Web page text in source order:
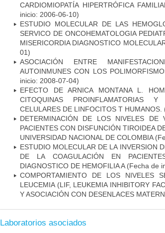
CARDIOMIOPATÍA HIPERTRÓFICA
inicio: 2006-06-10)
ESTUDIO MOLECULAR DE LAS
SERVICO DE ONCOHEMATOLOGIA
MISERICORDIA DIAGNOSTICO
01)
ASOCIACIÓN ENTRE
AUTOINMUNES CON LOS
inicio: 2008-07-04)
EFECTO DE ARNICA MONTANA L.
CITOQUINAS PROINFLAMATORIAS
CELULARES DE LINFOCITOS T HUMANOS.
DETERMINACIÓN DE LOS NIVELES DE
PACIENTES CON DISFUNCIÓN TIROIDEA
UNIVERSIDAD NACIONAL DE COLOMBIA
ESTUDIO MOLECULAR DE LA INVERSION
DE LA COAGULACIÓN EN
DIAGNOSTICO DE HEMOFILIA A(Fecha de
COMPORTAMIENTO DE LOS NIVELES
LEUCEMIA (LIF, LEUKEMIA INHIBITORY
Y ASOCIACIÓN CON DESENLACES
Laboratorios asociados